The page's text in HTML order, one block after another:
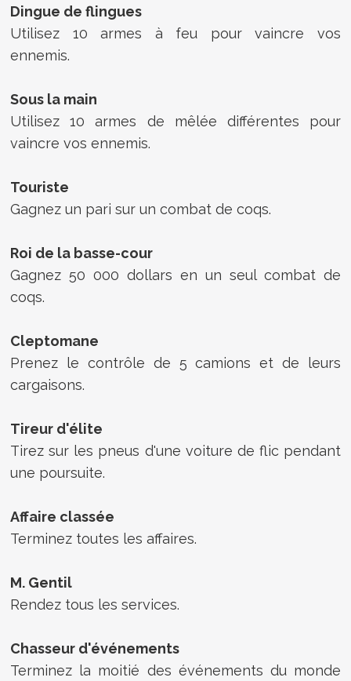
Dingue de flingues
Utilisez 10 armes à feu pour vaincre vos
ennemis.
Sous la main
Utilisez 10 armes de mêlée différentes pour
vaincre vos ennemis.
Touriste
Gagnez un pari sur un combat de coqs.
Roi de la basse-cour
Gagnez 50 000 dollars en un seul combat de
coqs.
Cleptomane
Prenez le contrôle de 5 camions et de leurs
cargaisons.
Tireur d'élite
Tirez sur les pneus d'une voiture de flic pendant
une poursuite.
Affaire classée
Terminez toutes les affaires.
M. Gentil
Rendez tous les services.
Chasseur d'événements
Terminez la moitié des événements du monde